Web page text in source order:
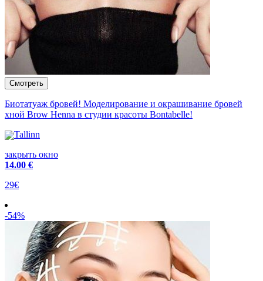
Биотатуаж бровей! Моделирование и окрашивание бровей
хной Brow Henna в студии красоты Bontabelle!
Tallinn
закрыть окно
14.00 €
29€
-54%